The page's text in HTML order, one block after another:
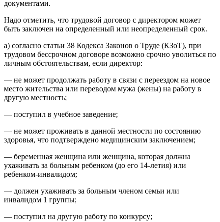
документами.
Надо отметить, что трудовой договор с директором может
быть заключен на определенный или неопределенный срок.
а) согласно статьи 38 Кодекса Законов о Труде (КЗоТ), при
трудовом бессрочном договоре возможно срочно уволиться по
личным обстоятельствам, если директор:
— не может продолжать работу в связи с переездом на новое
место жительства или переводом мужа (жены) на работу в
другую местность;
— поступил в учебное заведение;
— не может проживать в данной местности по состоянию
здоровья, что подтверждено медицинским заключением;
— беременная женщина или женщина, которая должна
ухаживать за больным ребенком (до его 14-летия) или
ребенком-инвалидом;
— должен ухаживать за больным членом семьи или
инвалидом 1 группы;
— поступил на другую работу по конкурсу;